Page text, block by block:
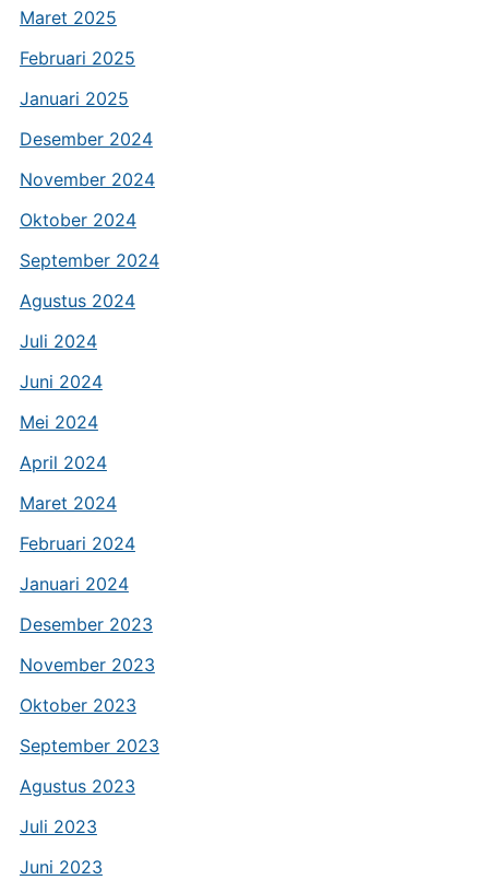
Maret 2025
Februari 2025
Januari 2025
Desember 2024
November 2024
Oktober 2024
September 2024
Agustus 2024
Juli 2024
Juni 2024
Mei 2024
April 2024
Maret 2024
Februari 2024
Januari 2024
Desember 2023
November 2023
Oktober 2023
September 2023
Agustus 2023
Juli 2023
Juni 2023